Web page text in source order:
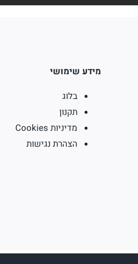
מידע שימושי
בלוג
תקנון
מדיניות Cookies
הצהרת נגישות